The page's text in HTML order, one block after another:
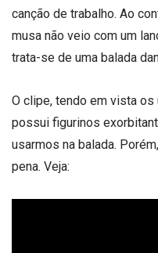
canção de trabalho. Ao
musa não veio com um
trata-se de uma balada
O clipe, tendo em vista
possui figurinos
usarmos na balada.
pena. Veja: